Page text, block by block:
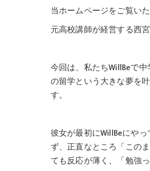
当ホームページをご覧い
元高校講師が経営する西
今回は、私たちWillBeで
の留学という大きな夢を
す。
彼女が最初にWillBeにや
ず、正直なところ「この
ても反応が薄く、「勉強